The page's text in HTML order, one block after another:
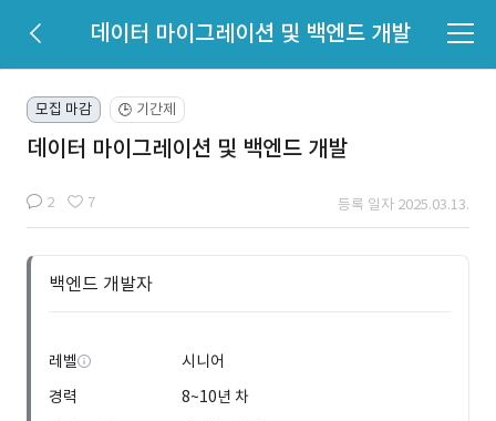
데이터 마이그레이션 및 백엔드 개발
모집 마감 🕒 기간제
데이터 마이그레이션 및 백엔드 개발
2 7 등록 일자 2025.03.13.
백엔드 개발자
레벨
시니어
경력
8~10년 차